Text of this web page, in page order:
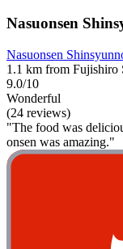
Nasuonsen
Nasuonsen
1.1 km from Fujishiro
9.0/10
Wonderful
(24 reviews)
"The food was
onsen was amazing."